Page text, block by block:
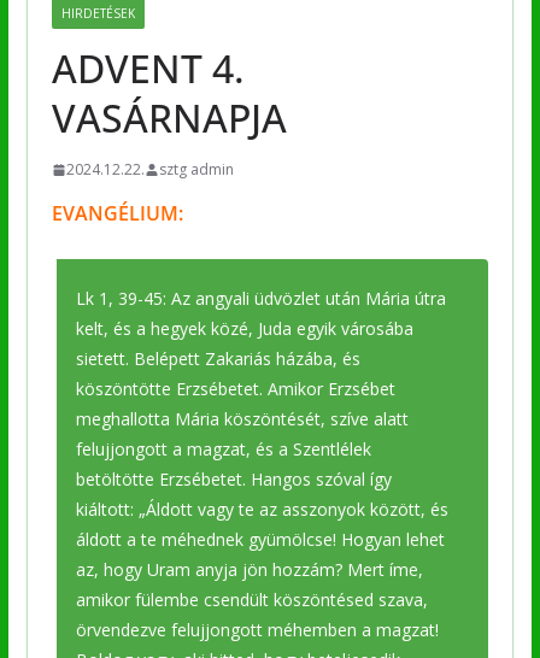
HIRDETÉSEK
ADVENT 4.
VASÁRNAPJA
2024.12.22. sztg admin
EVANGÉLIUM:
Lk 1, 39-45: Az angyali üdvözlet után Mária útra
kelt, és a hegyek közé, Juda egyik városába
sietett. Belépett Zakariás házába, és
köszöntötte Erzsébetet. Amikor Erzsébet
meghallotta Mária köszöntését, szíve alatt
felujjongott a magzat, és a Szentlélek
betöltötte Erzsébetet. Hangos szóval így
kiáltott: „Áldott vagy te az asszonyok között, és
áldott a te méhednek gyümölcse! Hogyan lehet
az, hogy Uram anyja jön hozzám? Mert íme,
amikor fülembe csendült köszöntésed szava,
örvendezve felujjongott méhemben a magzat!